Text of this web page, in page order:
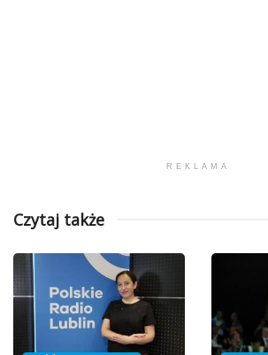
REKLAMA
Czytaj także